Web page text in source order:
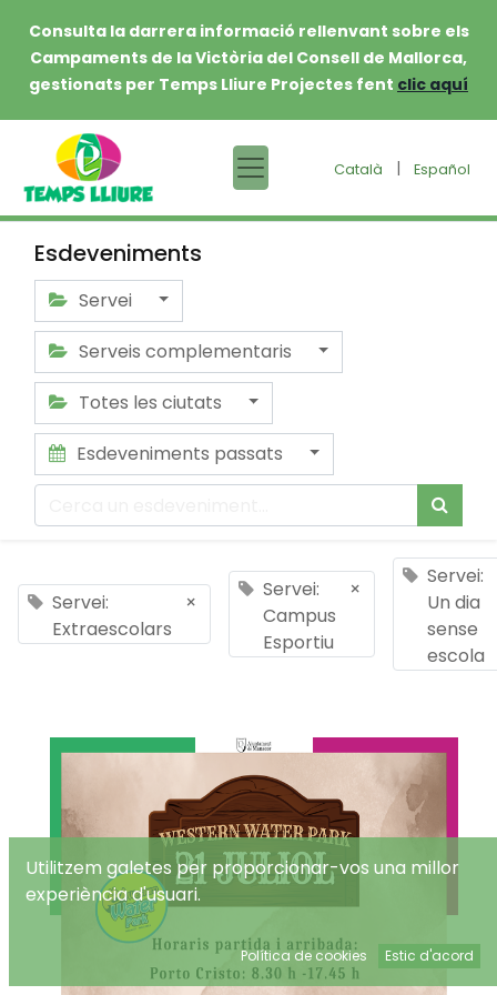
Consulta la darrera informació rellenvant sobre els
Campaments de la Victòria del Consell de Mallorca,
gestionats per Temps Lliure Projectes fent clic aquí
Català | Español
Esdeveniments
Servei
Serveis complementaris
Totes les ciutats
Esdeveniments passats
Servei:
Extraescolars
×
Servei:
Campus
Esportiu
×
Servei:
Un dia
sense
escola
Utilitzem galetes per proporcionar-vos una millor
experiència d'usuari.
Política de cookies Estic d'acord